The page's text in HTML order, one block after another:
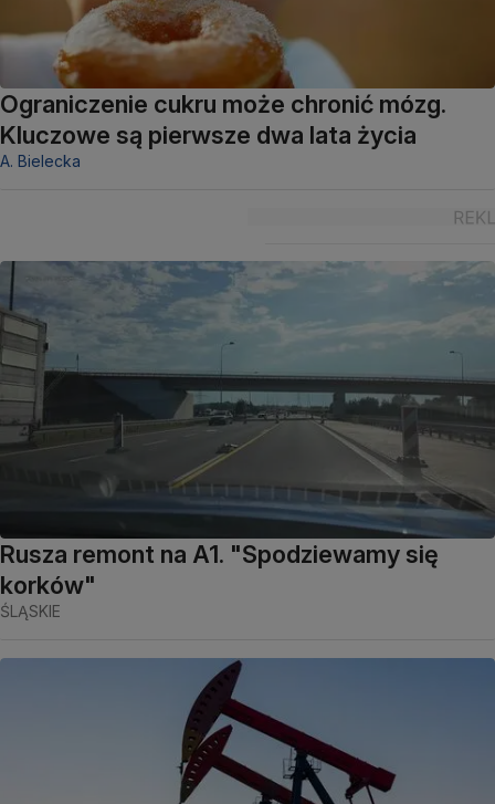
Ograniczenie cukru może chronić mózg.
Kluczowe są pierwsze dwa lata życia
A. Bielecka
Rusza remont na A1. "Spodziewamy się
korków"
ŚLĄSKIE